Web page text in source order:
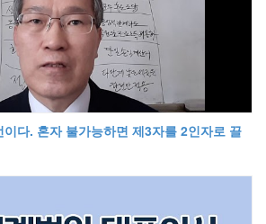
다. 혼자 불가능하면 제3자를 2인자로 끌